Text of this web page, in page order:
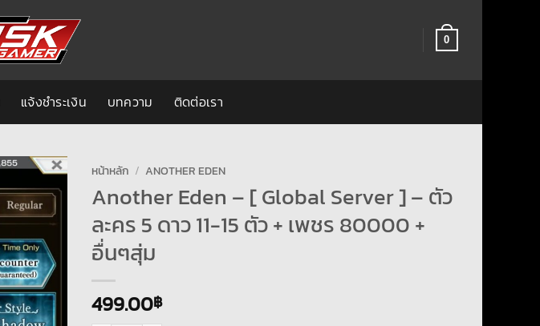
0
แจ้งชำระเงิน บทความ ติดต่อเรา
หน้าหลัก / ANOTHER EDEN
Another Eden – [ Global Server ] – ตัว
ละคร 5 ดาว 11-15 ตัว + เพชร 80000 +
อื่นๆสุ่ม
499.00฿